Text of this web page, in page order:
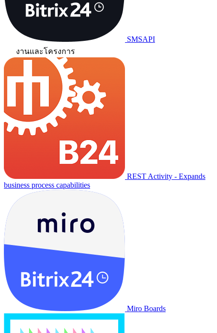
SMSAPI
งานและโครงการ
REST Activity - Expands
business process capabilities
Miro Boards